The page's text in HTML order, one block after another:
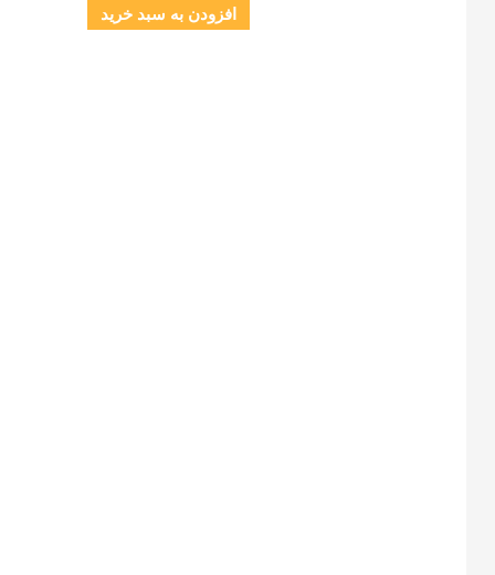
افزودن به سبد خرید